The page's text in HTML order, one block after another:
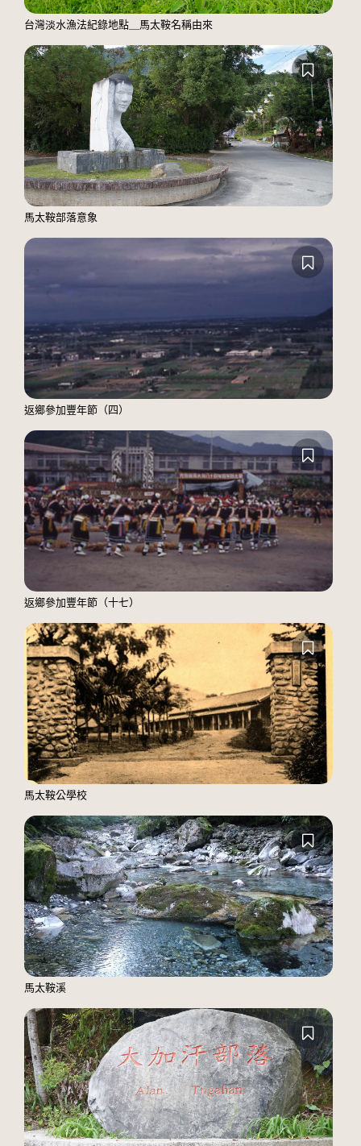
台灣淡水漁法紀錄地點＿馬太鞍名稱由來
馬太鞍部落意象
返鄉參加豐年節（四）
返鄉參加豐年節（十七）
馬太鞍公學校
馬太鞍溪